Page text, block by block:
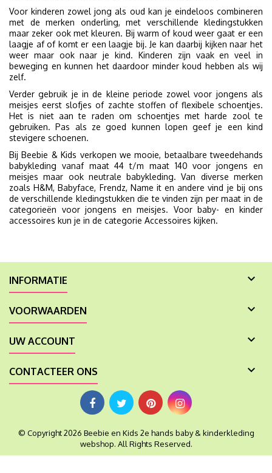
Voor kinderen zowel jong als oud kan je eindeloos combineren
met de merken onderling, met verschillende kledingstukken
maar zeker ook met kleuren. Bij warm of koud weer gaat er een
laagje af of komt er een laagje bij. Je kan daarbij kijken naar het
weer maar ook naar je kind. Kinderen zijn vaak en veel in
beweging en kunnen het daardoor minder koud hebben als wij
zelf.
Verder gebruik je in de kleine periode zowel voor jongens als
meisjes eerst slofjes of zachte stoffen of flexibele schoentjes.
Het is niet aan te raden om schoentjes met harde zool te
gebruiken. Pas als ze goed kunnen lopen geef je een kind
stevigere schoenen.
Bij Beebie & Kids verkopen we mooie, betaalbare tweedehands
babykleding vanaf maat 44 t/m maat 140 voor jongens en
meisjes maar ook neutrale babykleding. Van diverse merken
zoals H&M, Babyface, Frendz, Name it en andere vind je bij ons
de verschillende kledingstukken die te vinden zijn per maat in de
categorieën voor jongens en meisjes. Voor baby- en kinder
accessoires kun je in de categorie Accessoires kijken.
INFORMATIE 
VOORWAARDEN 
UW ACCOUNT 
CONTACTEER ONS 
© Copyright 2026 Beebie en Kids 2e hands baby & kinderkleding
webshop. All Rights Reserved.